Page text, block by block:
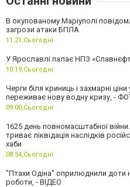
В окупованому Маріуполі
загрози атаки БПЛА
11:21,Сьогодні
У Ярославлі палає НПЗ
10:19,Сьогодні
Черги біля криниць і захмарні
переживає нову водну кризу, -
09:00,Сьогодні
1625 день повномасштабної
триває ліквідація наслідків
хаби
08:54,Сьогодні
"Птахи Одіна" оприлюднили доти
роботи, - ВІДЕО